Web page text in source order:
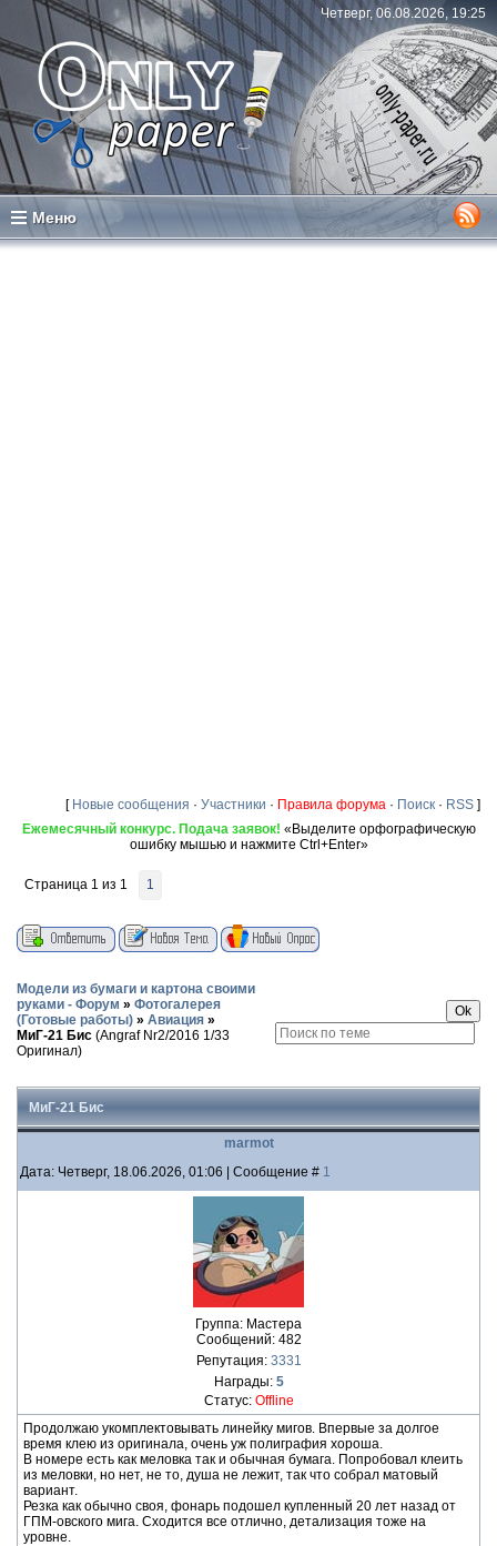
Четверг, 06.08.2026, 19:25
Меню
[ Новые сообщения · Участники · Правила форума · Поиск · RSS ]
Ежемесячный конкурс. Подача заявок! «Выделите орфографическую
ошибку мышью и нажмите Ctrl+Enter»
Страница 1 из 1 1
Модели из бумаги и картона своими
руками - Форум » Фотогалерея
(Готовые работы) » Авиация »
МиГ-21 Бис (Angraf Nr2/2016 1/33
Оригинал)
МиГ-21 Бис
marmot
Дата: Четверг, 18.06.2026, 01:06 | Сообщение # 1
Группа: Мастера
Сообщений: 482
Репутация: 3331
Награды: 5
Статус: Offline
Продолжаю укомплектовывать линейку мигов. Впервые за долгое
время клею из оригинала, очень уж полиграфия хороша.
В номере есть как меловка так и обычная бумага. Попробовал клеить
из меловки, но нет, не то, душа не лежит, так что собрал матовый
вариант.
Резка как обычно своя, фонарь подошел купленный 20 лет назад от
ГПМ-овского мига. Сходится все отлично, детализация тоже на
уровне.